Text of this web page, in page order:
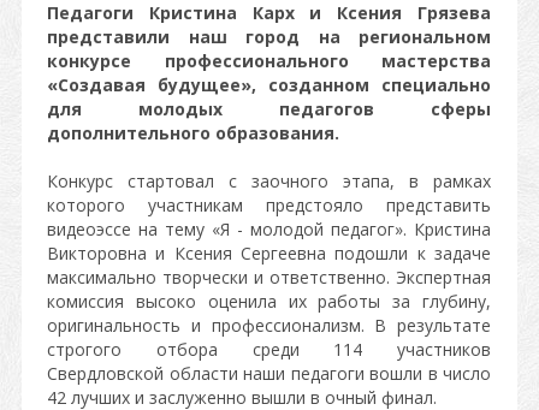
Педагоги Кристина Карх и Ксения Грязева
представили наш город на региональном
конкурсе профессионального мастерства
«Создавая будущее», созданном специально
для молодых педагогов сферы
дополнительного образования.
Конкурс стартовал с заочного этапа, в рамках
которого участникам предстояло представить
видеоэссе на тему «Я - молодой педагог». Кристина
Викторовна и Ксения Сергеевна подошли к задаче
максимально творчески и ответственно. Экспертная
комиссия высоко оценила их работы за глубину,
оригинальность и профессионализм. В результате
строгого отбора среди 114 участников
Свердловской области наши педагоги вошли в число
42 лучших и заслуженно вышли в очный финал.